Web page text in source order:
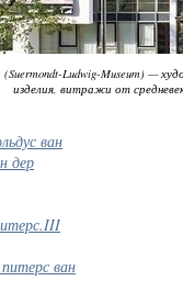
Ludwig-Museum) —
изделия, витражи от
ван
дер
ван